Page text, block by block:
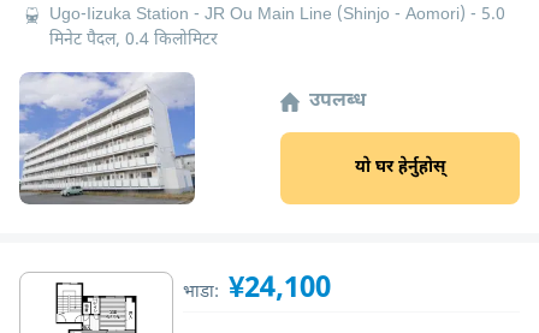
Ugo-Iizuka Station - JR Ou Main Line (Shinjo - Aomori) - 5.0
मिनेट पैदल, 0.4 किलोमिटर
उपलब्ध
यो घर हेर्नुहोस्
भाडा: ¥24,100